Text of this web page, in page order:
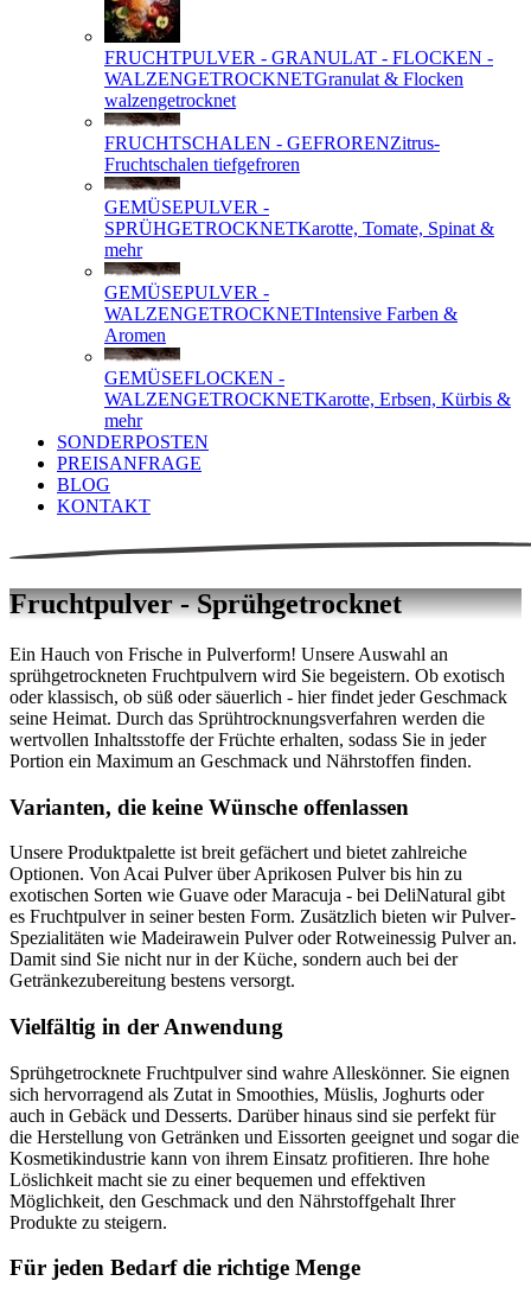
FRUCHTPULVER - GRANULAT - FLOCKEN -
WALZENGETROCKNETGranulat & Flocken
walzengetrocknet
FRUCHTSCHALEN - GEFRORENZitrus-
Fruchtschalen tiefgefroren
GEMÜSEPULVER -
SPRÜHGETROCKNETKarotte, Tomate, Spinat &
mehr
GEMÜSEPULVER -
WALZENGETROCKNETIntensive Farben &
Aromen
GEMÜSEFLOCKEN -
WALZENGETROCKNETKarotte, Erbsen, Kürbis &
mehr
SONDERPOSTEN
PREISANFRAGE
BLOG
KONTAKT
Fruchtpulver - Sprühgetrocknet
Ein Hauch von Frische in Pulverform! Unsere Auswahl an
sprühgetrockneten Fruchtpulvern wird Sie begeistern. Ob exotisch
oder klassisch, ob süß oder säuerlich - hier findet jeder Geschmack
seine Heimat. Durch das Sprühtrocknungsverfahren werden die
wertvollen Inhaltsstoffe der Früchte erhalten, sodass Sie in jeder
Portion ein Maximum an Geschmack und Nährstoffen finden.
Varianten, die keine Wünsche offenlassen
Unsere Produktpalette ist breit gefächert und bietet zahlreiche
Optionen. Von Acai Pulver über Aprikosen Pulver bis hin zu
exotischen Sorten wie Guave oder Maracuja - bei DeliNatural gibt
es Fruchtpulver in seiner besten Form. Zusätzlich bieten wir Pulver-
Spezialitäten wie Madeirawein Pulver oder Rotweinessig Pulver an.
Damit sind Sie nicht nur in der Küche, sondern auch bei der
Getränkezubereitung bestens versorgt.
Vielfältig in der Anwendung
Sprühgetrocknete Fruchtpulver sind wahre Alleskönner. Sie eignen
sich hervorragend als Zutat in Smoothies, Müslis, Joghurts oder
auch in Gebäck und Desserts. Darüber hinaus sind sie perfekt für
die Herstellung von Getränken und Eissorten geeignet und sogar die
Kosmetikindustrie kann von ihrem Einsatz profitieren. Ihre hohe
Löslichkeit macht sie zu einer bequemen und effektiven
Möglichkeit, den Geschmack und den Nährstoffgehalt Ihrer
Produkte zu steigern.
Für jeden Bedarf die richtige Menge